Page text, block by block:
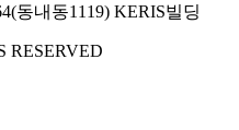
동내동1119) KERIS빌딩
RESERVED